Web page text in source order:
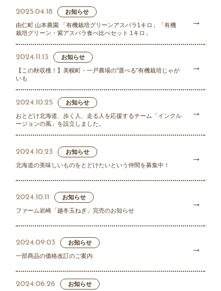
2025.04.18
お知らせ
由仁町 山本農園 「有機栽培グリーンアスパラ1キロ」「有機
栽培グリーン・紫アスパラ食べ比べセット 1キロ」
2024.11.13
お知らせ
【この秋収穫！】美幌町・一戸農場の"選べる"有機栽培じゃが
いも
2024.10.25
お知らせ
おとどけ北海道、歩く人、走る人を応援するチーム「インクル
ージョンの風」を設立しました。
2024.10.23
お知らせ
北海道の美味しいものをとどけたいという仲間を募集中！
2024.10.11
お知らせ
ファーム岩崎「越冬玉ねぎ」完売のお知らせ
2024.09.03
お知らせ
一部商品の価格改訂のご案内
2024.06.26
お知らせ